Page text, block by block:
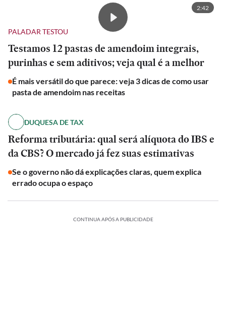
2:42
PALADAR TESTOU
Testamos 12 pastas de amendoim integrais,
purinhas e sem aditivos; veja qual é a melhor
É mais versátil do que parece: veja 3 dicas de como usar
pasta de amendoim nas receitas
DUQUESA DE TAX
Reforma tributária: qual será alíquota do IBS e
da CBS? O mercado já fez suas estimativas
Se o governo não dá explicações claras, quem explica
errado ocupa o espaço
CONTINUA APÓS A PUBLICIDADE